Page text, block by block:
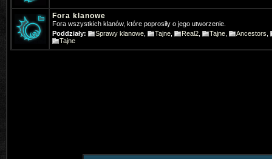
Fora klanowe
Fora wszystkich klanów, które poprosiły o jego utworzenie.
Poddziały:
Sprawy klanowe Tajne Real2 Tajne Ancestors
Tajne
⭐OhaGaming.com v1534 ✅NEW
19.06.2026
SiwyProjectKO- 2026-06-29 02:14:24